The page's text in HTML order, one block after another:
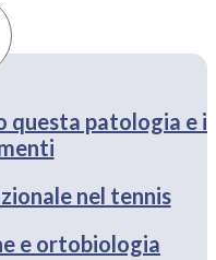
questa patologia e i
nel tennis
e ortobiologia